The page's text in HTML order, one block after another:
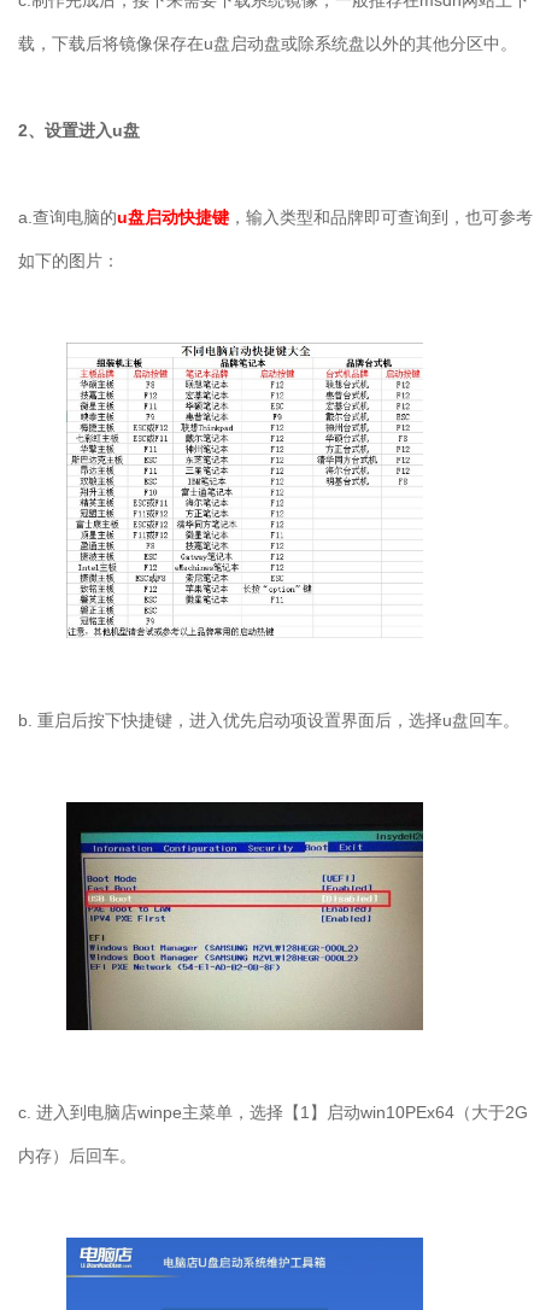
载，下载后将镜像保存在u盘启动盘或除系统盘以外的其他分区中。
2、设置进入u盘
a.查询电脑的u盘启动快捷键 ，输入类型和品牌即可查询到，也可参考
如下的图片：
b. 重启后按下快捷键，进入优先启动项设置界面后，选择u盘回车。
c. 进入到电脑店winpe主菜单，选择【1】启动win10PEx64（大于2G
内存）后回车。